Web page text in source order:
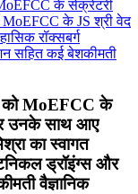
को MoEFCC के
उनके साथ आए
का स्वागत
ड्रॉइंग्स और
वैज्ञानिक